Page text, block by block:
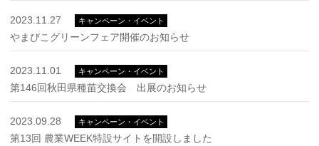
2023.11.27 キャンペーン・イベント
やまびこグリーンフェア開催のお知らせ
2023.11.01 キャンペーン・イベント
第146回秋田県種苗交換会 出展のお知らせ
2023.09.28 キャンペーン・イベント
第13回 農業WEEK特設サイトを開設しました